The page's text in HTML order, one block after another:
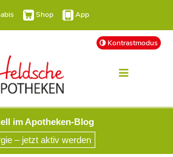
Kontrastmodus
Shop App
im Apotheken-Blog
– jetzt aktiv werden